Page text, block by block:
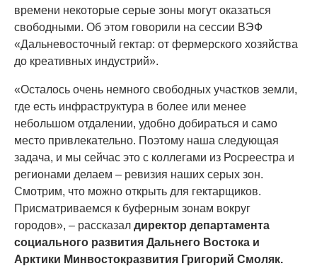
времени некоторые серые зоны могут оказаться
свободными. Об этом говорили на сессии ВЭФ
«Дальневосточный гектар: от фермерского хозяйства
до креативных индустрий».
«Осталось очень немного свободных участков земли,
где есть инфраструктура в более или менее
небольшом отдалении, удобно добираться и само
место привлекательно. Поэтому наша следующая
задача, и мы сейчас это с коллегами из Росреестра и
регионами делаем – ревизия наших серых зон.
Смотрим, что можно открыть для гектарщиков.
Присматриваемся к буферным зонам вокруг
городов», – рассказал директор департамента
социального развития Дальнего Востока и
Арктики Минвостокразвития Григорий Смоляк.